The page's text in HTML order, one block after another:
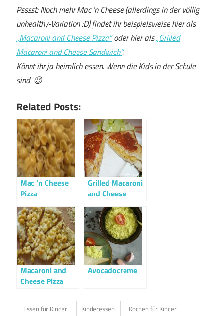
Psssst: Noch mehr Mac ’n Cheese (allerdings in der völlig
unhealthy-Variation :D) findet ihr beispielsweise hier als
„Macaroni and Cheese Pizza“oder hier als„Grilled
Macaroni and Cheese Sandwich“.
Könnt ihr ja heimlich essen. Wenn die Kids in der Schule
sind. 😉
Related Posts:
Mac ’n Cheese
Pizza
Grilled Macaroni
and Cheese
Sandwich
Macaroni and
Cheese Pizza
Avocadocreme
Essen für Kinder Kinderessen
Kochen für Kinder